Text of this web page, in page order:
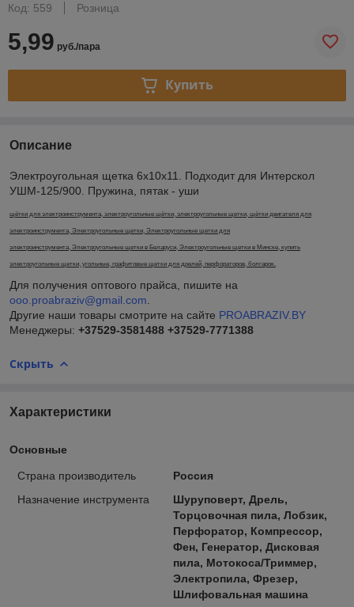
Код: 559
Розница
5,99 руб./пара
Купить
Описание
Электроугольная щетка 6х10х11. Подходит для Интерскол
УШМ-125/900. Пружина, пятак - уши
щётки для электроинструмента, электроугольные щётки, электроугольные щетки, щётки двигателя для
электроинструмента, Электроугольные щетки, Электроугольные щетки для
электроинструмента, Электроугольные щетки в Беларуси, Электроугольные щетки в Минске, купить
электроугольные щетки, угольные, графитовые щетки для дрелей, перфораторов, болгарок.
Для получения оптового прайса, пишите на
ooo.proabraziv@gmail.com
Другие наши товары смотрите на сайте PROABRAZIV.BY
Менеджеры: +37529-3581488 +37529-7771388
Скрыть
Характеристики
Основные
Страна производитель
Россия
Назначение инструмента
Шуруповерт, Дрель,
Торцовочная пила, Лобзик,
Перфоратор, Компрессор,
Фен, Генератор, Дисковая
пила, Мотокоса/Триммер,
Электропила, Фрезер,
Шлифовальная машина